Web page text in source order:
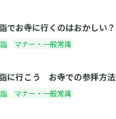
でお寺に行くのはおかしい？
マナー・一般常識
に行こう お寺での参拝方法
マナー・一般常識